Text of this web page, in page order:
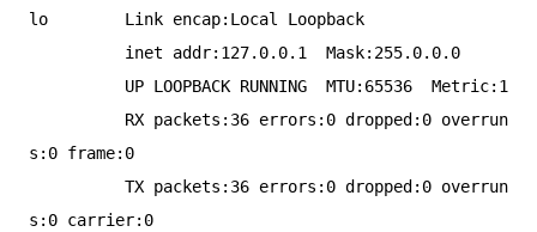
lo        Link encap:Local Loopback
s:0 frame:0
s:0 carrier:0